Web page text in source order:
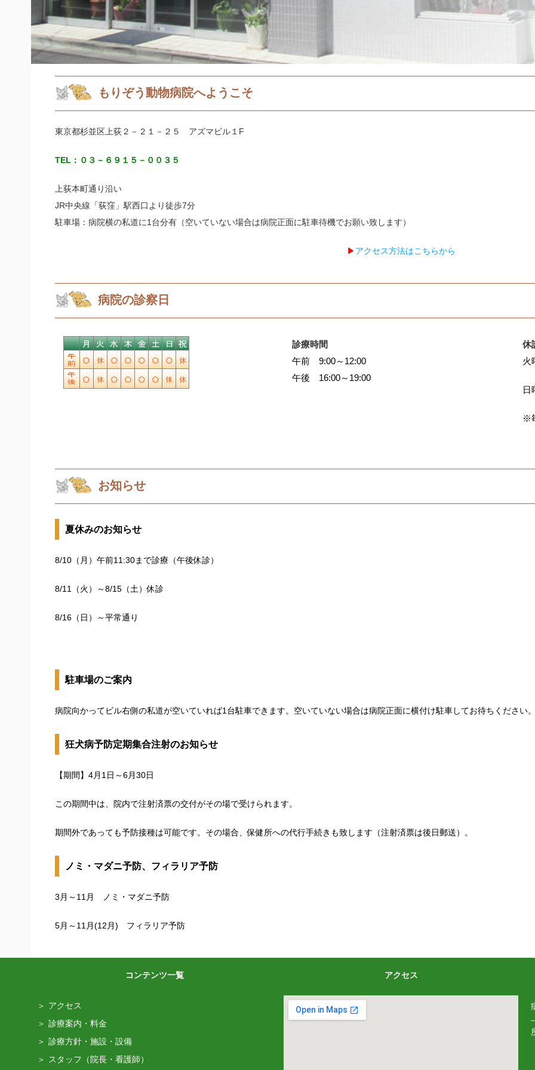
もりぞう動物病院へようこそ
東京都杉並区上荻２－２１－２５ アズマビル１F
TEL：０３－６９１５－００３５
上荻本町通り沿い
JR中央線「荻窪」駅西口より徒歩7分
駐車場：病院横の私道に1台分有（空いていない場合は病院正面に駐車待機でお願い致します）
▶ アクセス方法はこちらから
病院の診察日
診療時間
午前 9:00～12:00
午後 16:00～19:00
休
火
日
※
お知らせ
夏休みのお知らせ
8/10（月）午前11:30まで診療（午後休診）
8/11（火）～8/15（土）休診
8/16（日）～平常通り
駐車場のご案内
病院向かってビル右側の私道が空いていれば1台駐車できます。空いていない場合は病院正面に横付け駐車してお待ちください
狂犬病予防定期集合注射のお知らせ
【期間】4月1日～6月30日
この期間中は、院内で注射済票の交付がその場で受けられます。
期間外であっても予防接種は可能です。その場合、保健所への代行手続きも致します（注射済票は後日郵送）。
ノミ・マダニ予防、フィラリア予防
3月～11月 ノミ・マダニ予防
5月～11月(12月) フィラリア予防
コンテンツ一覧
アクセス
診療案内・料金
診療方針・施設・設備
スタッフ（院長・看護師）
アクセス